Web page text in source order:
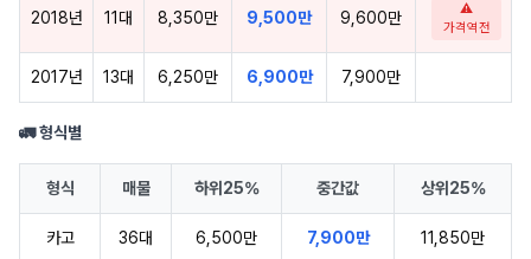
2018년 11대 8,350만 9,500만 9,600만
⚠
가격역전
2017년 13대 6,250만 6,900만 7,900만
🚛 형식별
형식 매물 하위25% 중간값 상위25%
카고 36대 6,500만 7,900만 11,850만